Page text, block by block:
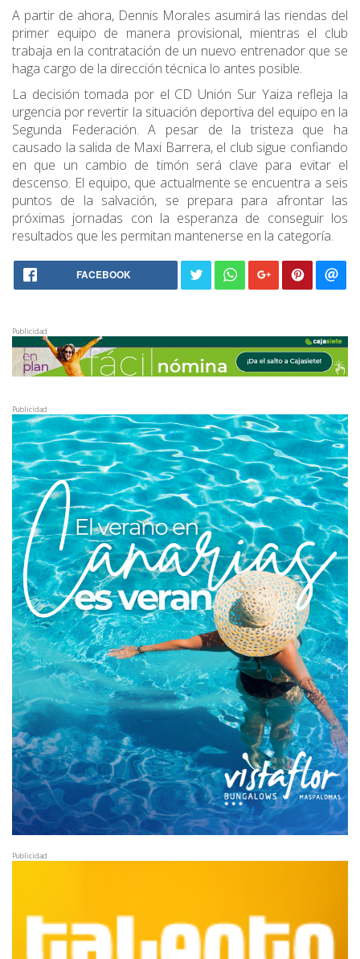
A partir de ahora, Dennis Morales asumirá las riendas del
primer equipo de manera provisional, mientras el club
trabaja en la contratación de un nuevo entrenador que se
haga cargo de la dirección técnica lo antes posible.
La decisión tomada por el CD Unión Sur Yaiza refleja la
urgencia por revertir la situación deportiva del equipo en la
Segunda Federación. A pesar de la tristeza que ha
causado la salida de Maxi Barrera, el club sigue confiando
en que un cambio de timón será clave para evitar el
descenso. El equipo, que actualmente se encuentra a seis
puntos de la salvación, se prepara para afrontar las
próximas jornadas con la esperanza de conseguir los
resultados que les permitan mantenerse en la categoría.
FACEBOOK
Publicidad
Publicidad
Publicidad